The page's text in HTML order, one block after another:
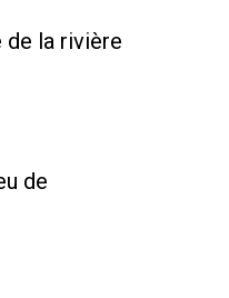
de la rivière
de